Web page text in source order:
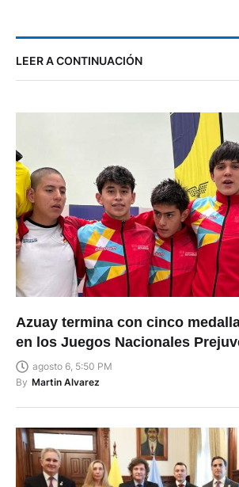
LEER A CONTINUACIÓN
Azuay termina con cinco
en los Juegos Nacionales
agosto 6, 5:50 PM
By Martin Alvarez